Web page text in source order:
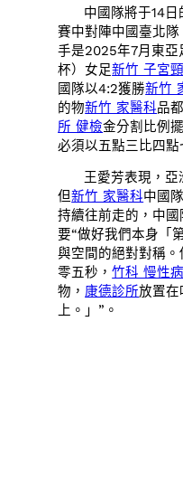
中國隊將于14日
賽中對陣中國臺北隊
手是2025年7月東亞
杯）女足新竹 子宮
國隊以4:2獲勝新竹
的物新竹 家醫科品
所 健檢金分割比例
必須以五點三比四點
王愛芳表現，亞
但新竹 家醫科中國
持續往前走的，中
要“做好我們本身「
與空間的絕對對稱
零五秒，竹科 慢性
物， 康德診所放置在
上。」”。